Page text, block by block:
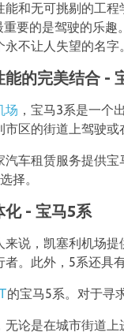
能和无可挑剔的工
要的是驾驶的乐
不让人失望的名字。
的完美结合 -
场 ，宝马3系是一个
区的街道上驾驶
汽车租赁服务提供宝
择。
化 - 宝马5系
来说，凯塞利机场
。此外，5系还具
的宝马5系。对于寻
论是在城市街道